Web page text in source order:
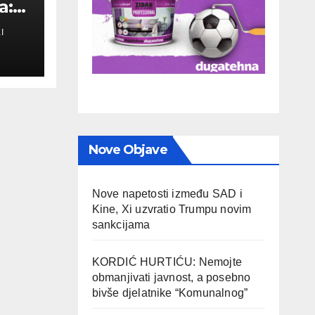
Nove Objave
Nove napetosti između SAD i
Kine, Xi uzvratio Trumpu novim
sankcijama
KORDIĆ HURTIĆU: Nemojte
obmanjivati javnost, a posebno
bivše djelatnike “Komunalnog”